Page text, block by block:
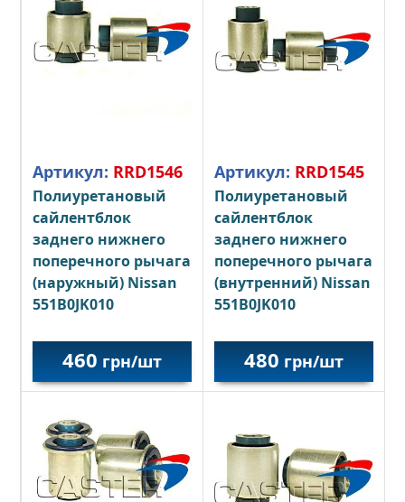
Артикул: RRD1546
Полиуретановый
сайлентблок
заднего нижнего
поперечного рычага
(наружный) Nissan
551B0JK010
460 грн/шт
Артикул: RRD1545
Полиуретановый
сайлентблок
заднего нижнего
поперечного рычага
(внутренний) Nissan
551B0JK010
480 грн/шт